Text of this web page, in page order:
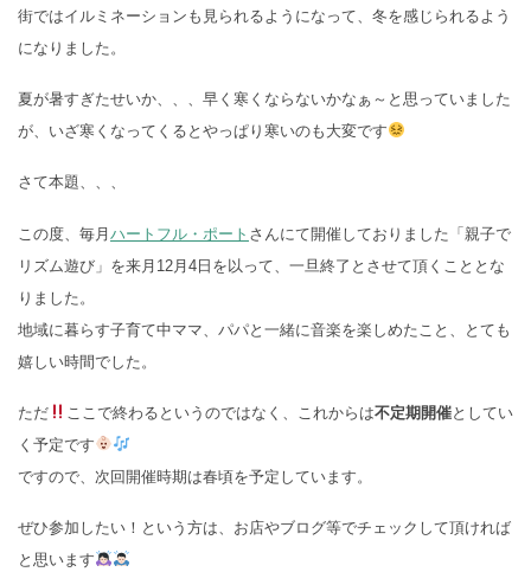
街ではイルミネーションも見られるようになって、冬を感じられるよう
になりました。
夏が暑すぎたせいか、、、早く寒くならないかなぁ～と思っていました
が、いざ寒くなってくるとやっぱり寒いのも大変です
さて本題、、、
この度、毎月 ハートフル・ポート さんにて開催しておりました「親子で
リズム遊び」を来月12月4日を以って、一旦終了とさせて頂くこととな
りました。
地域に暮らす子育て中ママ、パパと一緒に音楽を楽しめたこと、とても
嬉しい時間でした。
ただ ここで終わるというのではなく、これからは不定期開催としてい
く予定です
ですので、次回開催時期は春頃を予定しています。
ぜひ参加したい！という方は、お店やブログ等でチェックして頂ければ
と思います